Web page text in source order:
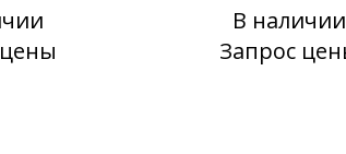
цену
В наличии
Запрос
Узнать